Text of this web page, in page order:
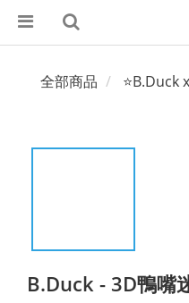
全部商品 ⭐B.Duck
B.Duck - 3D鴨嘴